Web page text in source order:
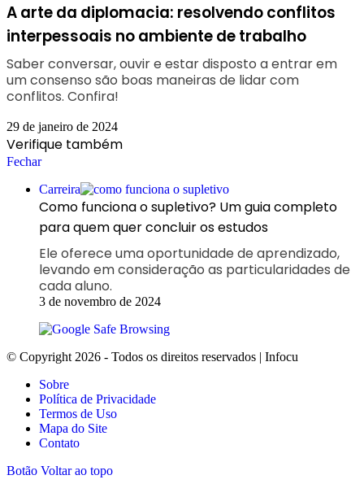
A arte da diplomacia: resolvendo conflitos
interpessoais no ambiente de trabalho
Saber conversar, ouvir e estar disposto a entrar em
um consenso são boas maneiras de lidar com
conflitos. Confira!
29 de janeiro de 2024
Verifique também
Fechar
Carreira
Como funciona o supletivo? Um guia completo
para quem quer concluir os estudos
Ele oferece uma oportunidade de aprendizado,
levando em consideração as particularidades de
cada aluno.
3 de novembro de 2024
© Copyright 2026 - Todos os direitos reservados | Infocu
Sobre
Política de Privacidade
Termos de Uso
Mapa do Site
Contato
Botão Voltar ao topo